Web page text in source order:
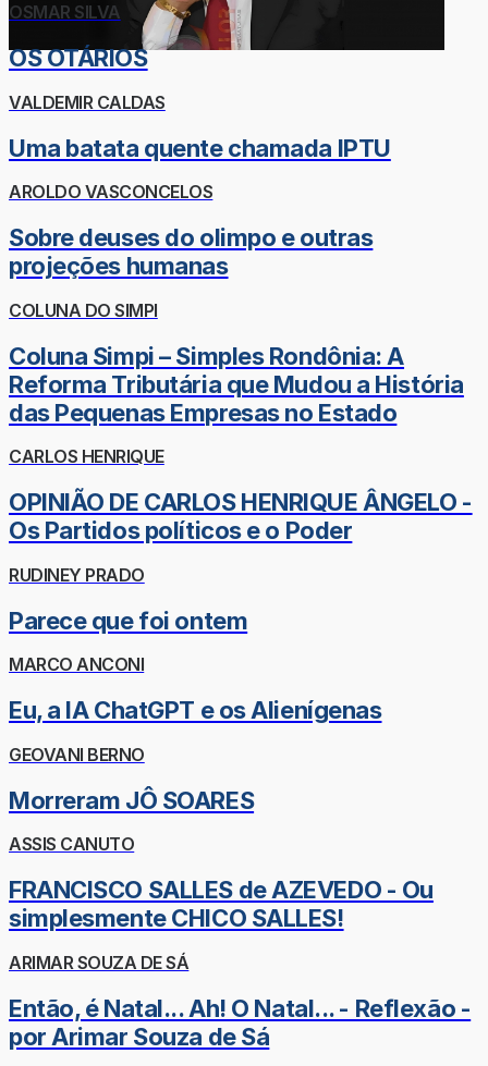
OSMAR SILVA
OS OTÁRIOS
VALDEMIR CALDAS
Uma batata quente chamada IPTU
AROLDO VASCONCELOS
Sobre deuses do olimpo e outras
projeções humanas
COLUNA DO SIMPI
Coluna Simpi – Simples Rondônia: A
Reforma Tributária que Mudou a História
das Pequenas Empresas no Estado
CARLOS HENRIQUE
OPINIÃO DE CARLOS HENRIQUE ÂNGELO -
Os Partidos políticos e o Poder
RUDINEY PRADO
Parece que foi ontem
MARCO ANCONI
Eu, a IA ChatGPT e os Alienígenas
GEOVANI BERNO
Morreram JÔ SOARES
ASSIS CANUTO
FRANCISCO SALLES de AZEVEDO - Ou
simplesmente CHICO SALLES!
ARIMAR SOUZA DE SÁ
Então, é Natal... Ah! O Natal... - Reflexão -
por Arimar Souza de Sá